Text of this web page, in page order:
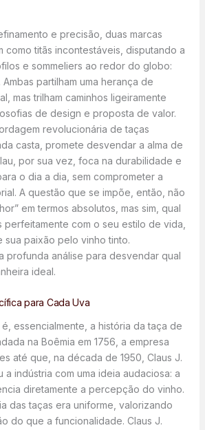
e precisão, duas marcas
como titãs incontestáveis, disputando a
e sommeliers ao redor do globo:
partilham uma herança de
mas trilham caminhos ligeiramente
de design e proposta de valor.
revolucionária de taças
casta, promete desvendar a alma de
por sua vez, foca na durabilidade e
o dia a dia, sem comprometer a
A questão que se impõe, então, não
em termos absolutos, mas sim, qual
perfeitamente com o seu estilo de vida,
sua paixão pelo vinho tinto.
profunda análise para desvendar qual
ideal.
para Cada Uva
essencialmente, a história da taça de
na Boêmia em 1756, a empresa
até que, na década de 1950, Claus J.
a indústria com uma ideia audaciosa: a
diretamente a percepção do vinho.
das taças era uniforme, valorizando
do que a funcionalidade. Claus J.